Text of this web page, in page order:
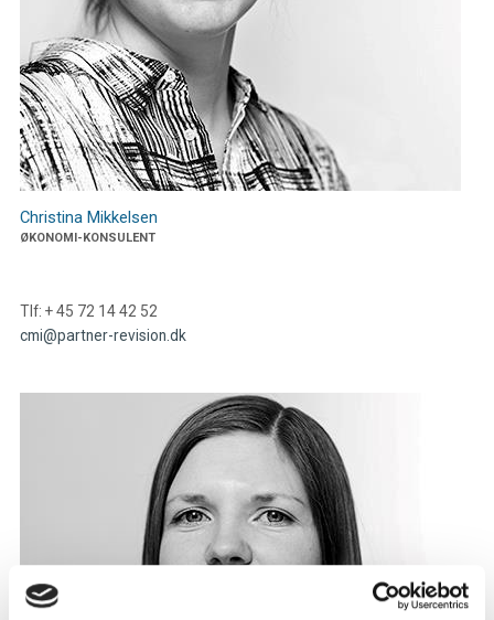
Christina Mikkelsen
ØKONOMI-KONSULENT
Tlf: + 45 72 14 42 52
cmi@partner-revision.dk